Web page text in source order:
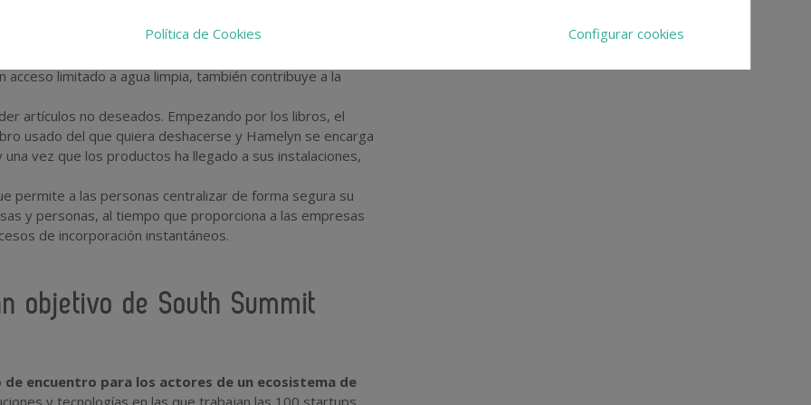
alta calidad por menos de 30 dólares y en 5 minutos.
limitado a agua limpia, también contribuye a la
artículos no deseados. Empezando por los libros, el
usado del que quiera deshacerse y Hamelyn se encarga
vez que los productos ha llegado a sus instalaciones,
permite a las personas centralizar de forma segura su
y personas, al tiempo que proporciona a las empresas
de incorporación instantáneos.
objetivo de South Summit
encuentro para los actores de un ecosistema de
y tecnologías en las que trabajan las 100 startups
Política de Cookies Configurar cookies